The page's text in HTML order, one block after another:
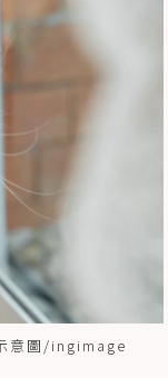
意圖/ingimage